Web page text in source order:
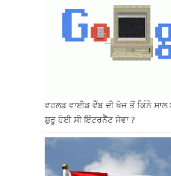
ਵਰਲਡ ਵਾਈਡ ਵੈੱਬ ਦੀ ਖੋਜ ਤੋਂ ਕਿੰਨੇ ਸਾਲ
ਸ਼ੁਰੂ ਹੋਈ ਸੀ ਇੰਟਰਨੈੱਟ ਸੇਵਾ ?